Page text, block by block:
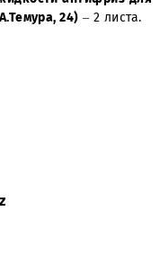
по открытому